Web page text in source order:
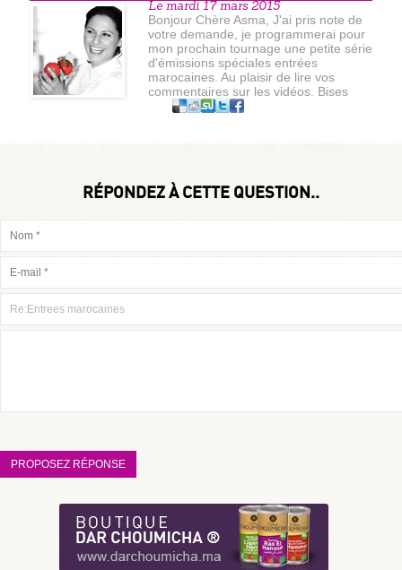
Le mardi 17 mars 2015
Bonjour Chère Asma, J'ai pris note de
votre demande, je programmerai pour
mon prochain tournage une petite série
d'émissions spéciales entrées
marocaines. Au plaisir de lire vos
commentaires sur les vidéos. Bises
RÉPONDEZ À CETTE QUESTION..